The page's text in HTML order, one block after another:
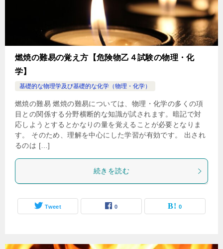
燃焼の難易の覚え方【危険物乙４試験の物理・化
学】
基礎的な物理学及び基礎的な化学（物理・化学）
燃焼の難易 燃焼の難易については、物理・化学の多くの項
目との関係する分野横断的な知識が試されます。暗記で対
応しようとするとかなりの量を覚えることが必要となりま
す。 そのため、理解を中心にした学習が有効です。 出され
るのは […]
続きを読む
Tweet 0 0